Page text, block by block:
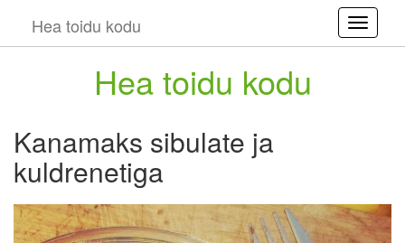
Hea toidu kodu
Hea toidu kodu
Kanamaks sibulate ja
kuldrenetiga